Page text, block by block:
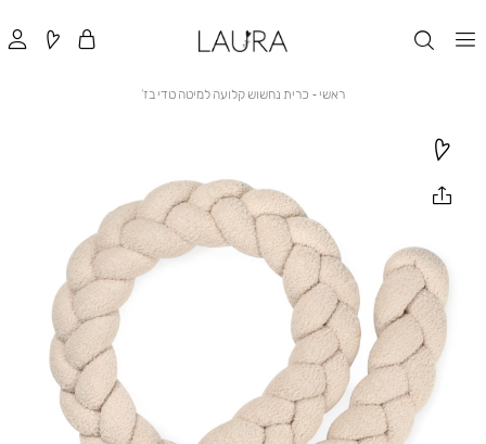
ראשי ראשי
כרית נחשוש קלועה למיטה טדי בז’